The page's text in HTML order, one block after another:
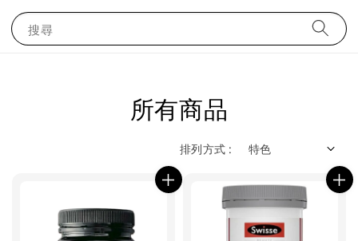
搜尋
所有商品
排列方式 :